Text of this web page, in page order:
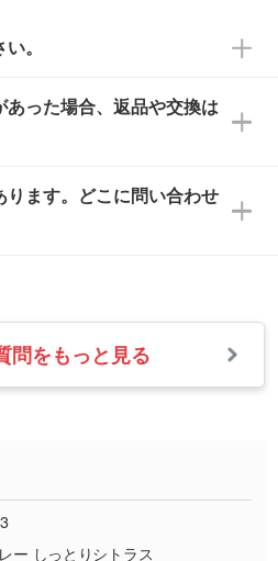
作り方に関する詳細は、
ださい。
手書きのイラスト、写真
ベクターデータに変換し
1色に変換してほしい
ションや濃淡を表現した
を使って印刷したい／印
担当スタッフがお客様の
を確認し、印刷色をご提
イビーなど濃色の場合は
をおすすめしておりま
ど淡色の場合、印刷をく
ときは濃い印刷色が、柔
ときは淡い印刷色が映え
た印刷色が本体色に合わ
影響しそうな場合は、ス
案内することもございま
。
18:00で、土日祝日はお
・見積・お問い合わせ
す。
った場合、返品や交換は
ますが、至急担当スタッ
。商品の状況を確認し、
傷・故障している場合
が届いた場合
合
基準について
ります。どこに問い合わせ
フよりメールにてご連絡
でのご質問も受け付けて
業時間10:00～
はこちら
問をもっと見る
ー しっとりシトラス